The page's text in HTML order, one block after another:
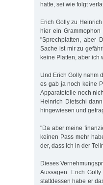
hatte, sei wie folgt
Erich Golly zu
hier ein
"Sprechplatten, aber
Sache ist mir zu
keine Platten, aber ich
Und Erich Golly nahm
es gab ja noch keine
Apparateteile noch
Heinrich Dietschi
hingewiesen und
"Da aber meine
keinen Pass mehr
der, dass ich in der
Dieses
Aussagen: Erich
stattdessen habe er